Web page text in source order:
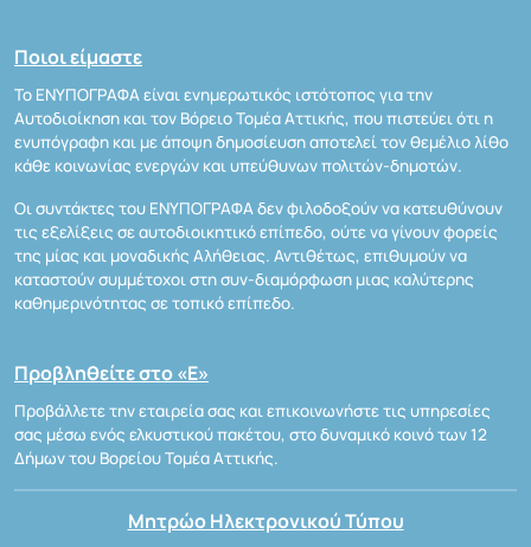
Ποιοι είμαστε
Το ΕΝΥΠΟΓΡΑΦΑ είναι ενημερωτικός ιστότοπος για την
Αυτοδιοίκηση και τον Βόρειο Τομέα Αττικής, που πιστεύει ότι η
ενυπόγραφη και με άποψη δημοσίευση αποτελεί τον θεμέλιο λίθο
κάθε κοινωνίας ενεργών και υπεύθυνων πολιτών-δημοτών.
Οι συντάκτες του ΕΝΥΠΟΓΡΑΦΑ δεν φιλοδοξούν να κατευθύνουν
τις εξελίξεις σε αυτοδιοικητικό επίπεδο, ούτε να γίνουν φορείς
της μίας και μοναδικής Αλήθειας. Αντιθέτως, επιθυμούν να
καταστούν συμμέτοχοι στη συν-διαμόρφωση μιας καλύτερης
καθημερινότητας σε τοπικό επίπεδο.
Προβληθείτε στο «Ε»
Προβάλλετε την εταιρεία σας και επικοινωνήστε τις υπηρεσίες
σας μέσω ενός ελκυστικού πακέτου, στο δυναμικό κοινό των 12
Δήμων του Βορείου Τομέα Αττικής.
Μητρώο Ηλεκτρονικού Τύπου